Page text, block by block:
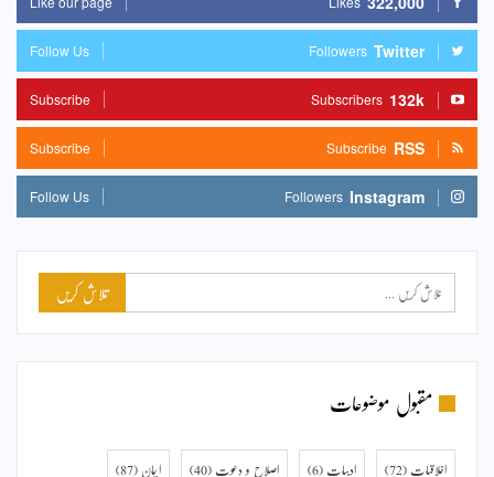
Twitter
Followers
Follow Us
132k
Subscribers
Subscribe
RSS
Subscribe
Subscribe
Instagram
Followers
Follow Us
مقبول موضوعات
اخلاقیات (72) ادبیات (6) اصلاح و دعوت (40) ایمان (87)